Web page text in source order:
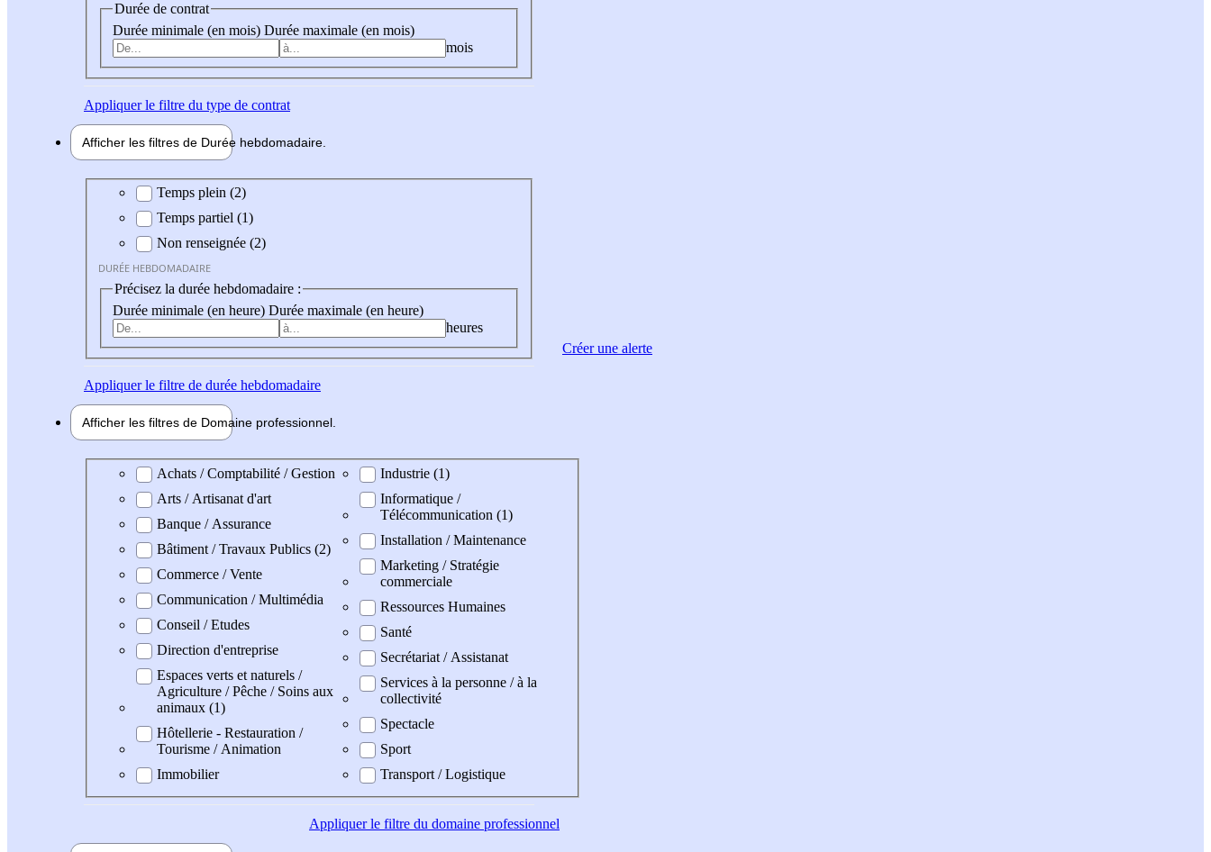
Durée de contrat
Durée minimale (en mois) Durée maximale (en mois)
mois
Appliquerle filtre du type de contrat
Afficher les filtres de Durée hebdomadaire
Durée hebdomadaire
Temps plein (2)
Temps partiel (1)
Non renseignée (2)
DURÉE HEBDOMADAIRE
Précisez la durée hebdomadaire :
Durée minimale (en heure) Durée maximale (en heure)
heures
Appliquerle filtre de durée hebdomadaire
Afficher les filtres de Domaine professionnel
Domaine professionel
Achats / Comptabilité / Gestion
Arts / Artisanat d'art
Banque / Assurance
Bâtiment / Travaux Publics (2)
Commerce / Vente
Communication / Multimédia
Conseil / Etudes
Direction d'entreprise
Espaces verts et naturels /
Agriculture / Pêche / Soins aux
animaux (1)
Hôtellerie - Restauration /
Tourisme / Animation
Immobilier
Industrie (1)
Informatique /
Télécommunication (1)
Installation / Maintenance
Marketing / Stratégie
commerciale
Ressources Humaines
Santé
Secrétariat / Assistanat
Services à la personne / à la
collectivité
Spectacle
Sport
Transport / Logistique
Appliquerle filtre du domaine professionnel
Créer une alerte